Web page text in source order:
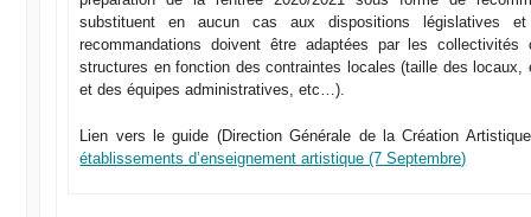
substituent en aucun cas aux dispositions législatives et
recommandations doivent être adaptées par les
structures en fonction des contraintes locales (taille des locaux,
et des équipes administratives, etc…).
Lien vers le guide (Direction Générale de la Création
établissements d’enseignement artistique (7 Septembre)